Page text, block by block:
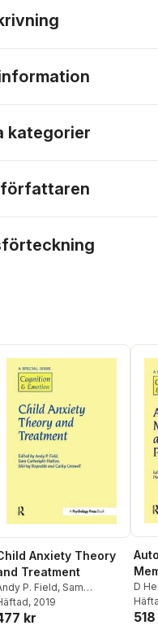
kategorier
författaren
Anxiety Theory
Treatment
P. Field, Sam
Hatton
, 2019
kr
and
D